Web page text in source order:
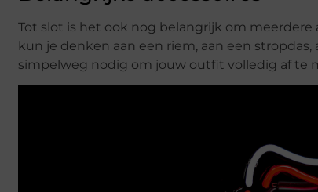
Tot slot is het ook nog belangrijk om
kun je denken aan een riem, aan een
simpelweg nodig om jouw outfit volledig af te